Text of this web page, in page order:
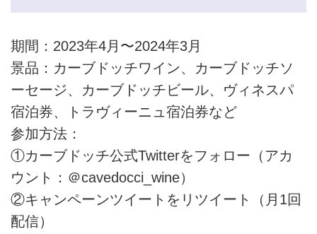
期間：2023年4月〜2024年3月
景品：カーブドッチワイン、カーブドッチソ
ーセージ、カーブドッチビール、ヴィネスパ
宿泊券、トラヴィーニュ宿泊券など
参加方法：
①カーブドッチ公式Twitterをフォロー（アカ
ウント：＠cavedocci_wine）
②キャンペーンツイートをリツイート（月1回
配信）